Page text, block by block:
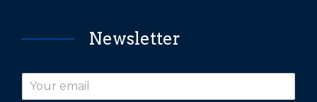
Newsletter